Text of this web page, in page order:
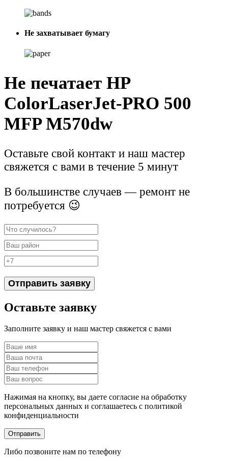
Не захватывает бумагу
Не печатает HP
ColorLaserJet-PRO 500
MFP M570dw
Оставьте свой контакт и наш мастер
свяжется с вами в течение 5 минут
В большинстве случаев — ремонт не
потребуется 😉
Отправить заявку
Оставьте заявку
Заполните заявку и наш мастер свяжется с вами
Нажимая на кнопку, вы даете согласие на обработку
персональных данных и соглашаетесь c политикой
конфиденциальности
Отправить
Либо позвоните нам по телефону